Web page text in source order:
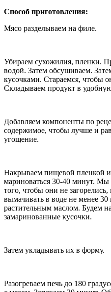
Способ приготовления:
Мясо разделываем на филе.
Убираем сухожилия, пленки.
водой. Затем обсушиваем.
кусочками. Стараемся, чтобы
Складываем продукт в
Добавляем компоненты по
содержимое, чтобы лучше и
угощение.
Накрываем пищевой пленкой
мариноваться 30-40 минут.
того, чтобы они не загорелись,
вымачивать в воде не менее
растительным маслом. Будем
замаринованные кусочки.
Затем укладывать их в форму.
Разогреваем печь до 180